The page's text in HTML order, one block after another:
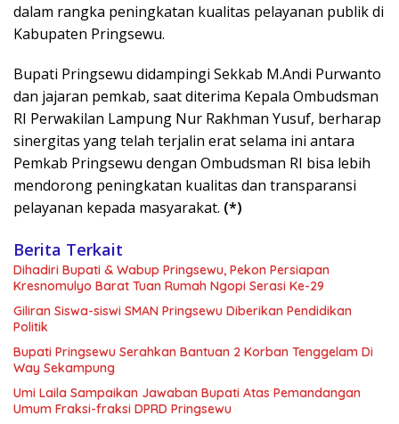
dalam rangka peningkatan kualitas pelayanan publik di
Kabupaten Pringsewu.
Bupati Pringsewu didampingi Sekkab M.Andi Purwanto
dan jajaran pemkab, saat diterima Kepala Ombudsman
RI Perwakilan Lampung Nur Rakhman Yusuf, berharap
sinergitas yang telah terjalin erat selama ini antara
Pemkab Pringsewu dengan Ombudsman RI bisa lebih
mendorong peningkatan kualitas dan transparansi
pelayanan kepada masyarakat. (*)
Berita Terkait
Dihadiri Bupati & Wabup Pringsewu, Pekon Persiapan
Kresnomulyo Barat Tuan Rumah Ngopi Serasi Ke-29
Giliran Siswa-siswi SMAN Pringsewu Diberikan Pendidikan
Politik
Bupati Pringsewu Serahkan Bantuan 2 Korban Tenggelam Di
Way Sekampung
Umi Laila Sampaikan Jawaban Bupati Atas Pemandangan
Umum Fraksi-fraksi DPRD Pringsewu